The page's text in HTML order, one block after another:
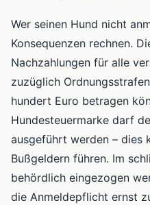
Wer seinen Hund nicht
Konsequenzen rechnen.
Nachzahlungen für alle
zuzüglich
hundert Euro betragen
Hundesteuermarke darf
ausgeführt werden – dies
Bußgeldern führen. Im
behördlich eingezogen
die Anmeldepflicht ernst